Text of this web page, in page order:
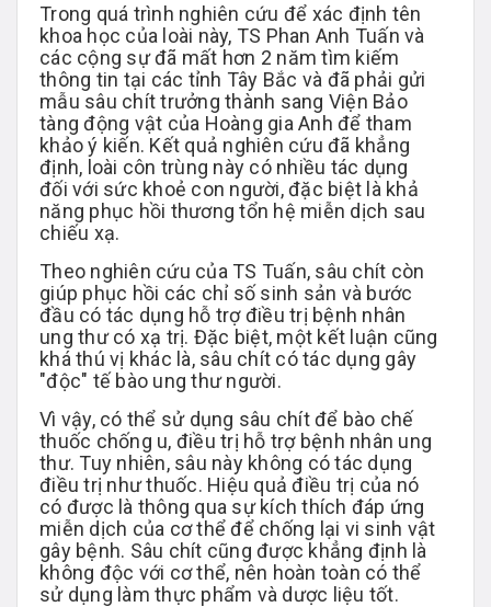
Trong quá trình nghiên cứu để xác định tên
khoa học của loài này, TS Phan Anh Tuấn và
các cộng sự đã mất hơn 2 năm tìm kiếm
thông tin tại các tỉnh Tây Bắc và đã phải gửi
mẫu sâu chít trưởng thành sang Viện Bảo
tàng động vật của Hoàng gia Anh để tham
khảo ý kiến. Kết quả nghiên cứu đã khẳng
định, loài côn trùng này có nhiều tác dụng
đối với sức khoẻ con người, đặc biệt là khả
năng phục hồi thương tổn hệ miễn dịch sau
chiếu xạ.
Theo nghiên cứu của TS Tuấn, sâu chít còn
giúp phục hồi các chỉ số sinh sản và bước
đầu có tác dụng hỗ trợ điều trị bệnh nhân
ung thư có xạ trị. Đặc biệt, một kết luận cũng
khá thú vị khác là, sâu chít có tác dụng gây
"độc" tế bào ung thư người.
Vì vậy, có thể sử dụng sâu chít để bào chế
thuốc chống u, điều trị hỗ trợ bệnh nhân ung
thư. Tuy nhiên, sâu này không có tác dụng
điều trị như thuốc. Hiệu quả điều trị của nó
có được là thông qua sự kích thích đáp ứng
miễn dịch của cơ thể để chống lại vi sinh vật
gây bệnh. Sâu chít cũng được khẳng định là
không độc với cơ thể, nên hoàn toàn có thể
sử dụng làm thực phẩm và dược liệu tốt.